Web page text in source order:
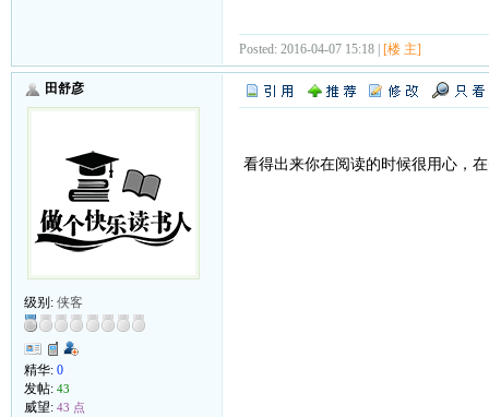
Posted: 2016-04-07 15:18 | [楼 主]
田舒彦
级别: 侠客
精华: 0
发帖: 43
威望: 43 点
看得出来你在阅读的时候很用心，